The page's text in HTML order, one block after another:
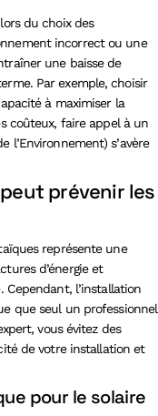
du choix des
incorrect ou une
une baisse de
Par exemple, choisir
à maximiser la
coûteux, faire appel à un
l’Environnement) s’avère
prévenir les
représente une
d’énergie et
l’installation
que seul un professionnel
vous évitez des
de votre installation et
pour le solaire